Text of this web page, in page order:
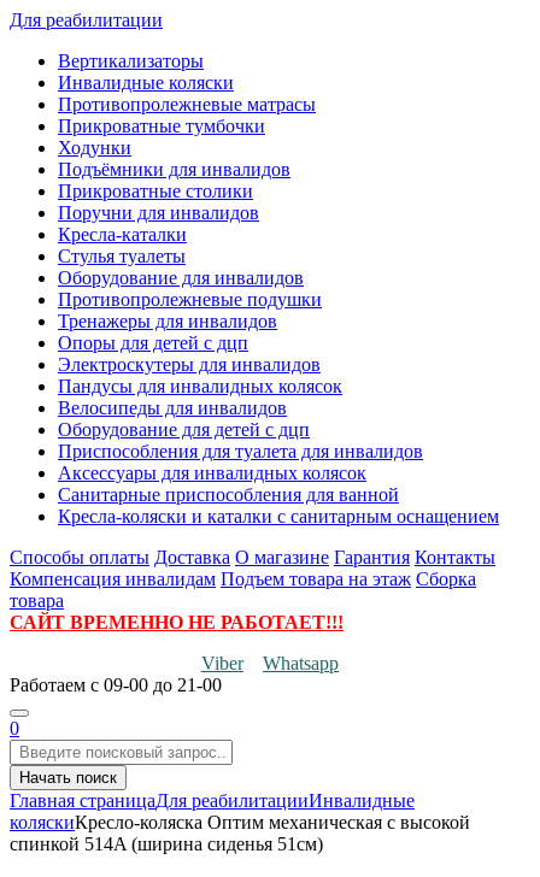
Для реабилитации
Вертикализаторы
Инвалидные коляски
Противопролежневые матрасы
Прикроватные тумбочки
Ходунки
Подъёмники для инвалидов
Прикроватные столики
Поручни для инвалидов
Кресла-каталки
Стулья туалеты
Оборудование для инвалидов
Противопролежневые подушки
Тренажеры для инвалидов
Опоры для детей с дцп
Электроскутеры для инвалидов
Пандусы для инвалидных колясок
Велосипеды для инвалидов
Оборудование для детей с дцп
Приспособления для туалета для инвалидов
Аксессуары для инвалидных колясок
Санитарные приспособления для ванной
Кресла-коляски и каталки с санитарным оснащением
Способы оплаты Доставка О магазине Гарантия Контакты
Компенсация инвалидам Подъем товара на этаж Сборка
товара
САЙТ ВРЕМЕННО НЕ РАБОТАЕТ!!!
Viber
Whatsapp
Работаем с 09-00 до 21-00
0
Начать поиск
Главная страницаДля реабилитацииИнвалидные
коляскиКресло-коляска Оптим механическая с высокой
спинкой 514A (ширина сиденья 51см)